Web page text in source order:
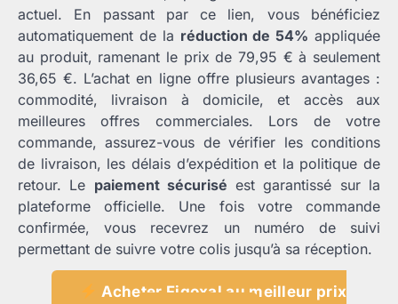
actuel. En passant par ce lien, vous bénéficiez
automatiquement de la réduction de 54% appliquée
au produit, ramenant le prix de 79,95 € à seulement
36,65 €. L’achat en ligne offre plusieurs avantages :
commodité, livraison à domicile, et accès aux
meilleures offres commerciales. Lors de votre
commande, assurez-vous de vérifier les conditions
de livraison, les délais d’expédition et la politique de
retour. Le paiement sécurisé est garantissé sur la
plateforme officielle. Une fois votre commande
confirmée, vous recevrez un numéro de suivi
permettant de suivre votre colis jusqu’à sa réception.
Acheter Figoxal au meilleur prix